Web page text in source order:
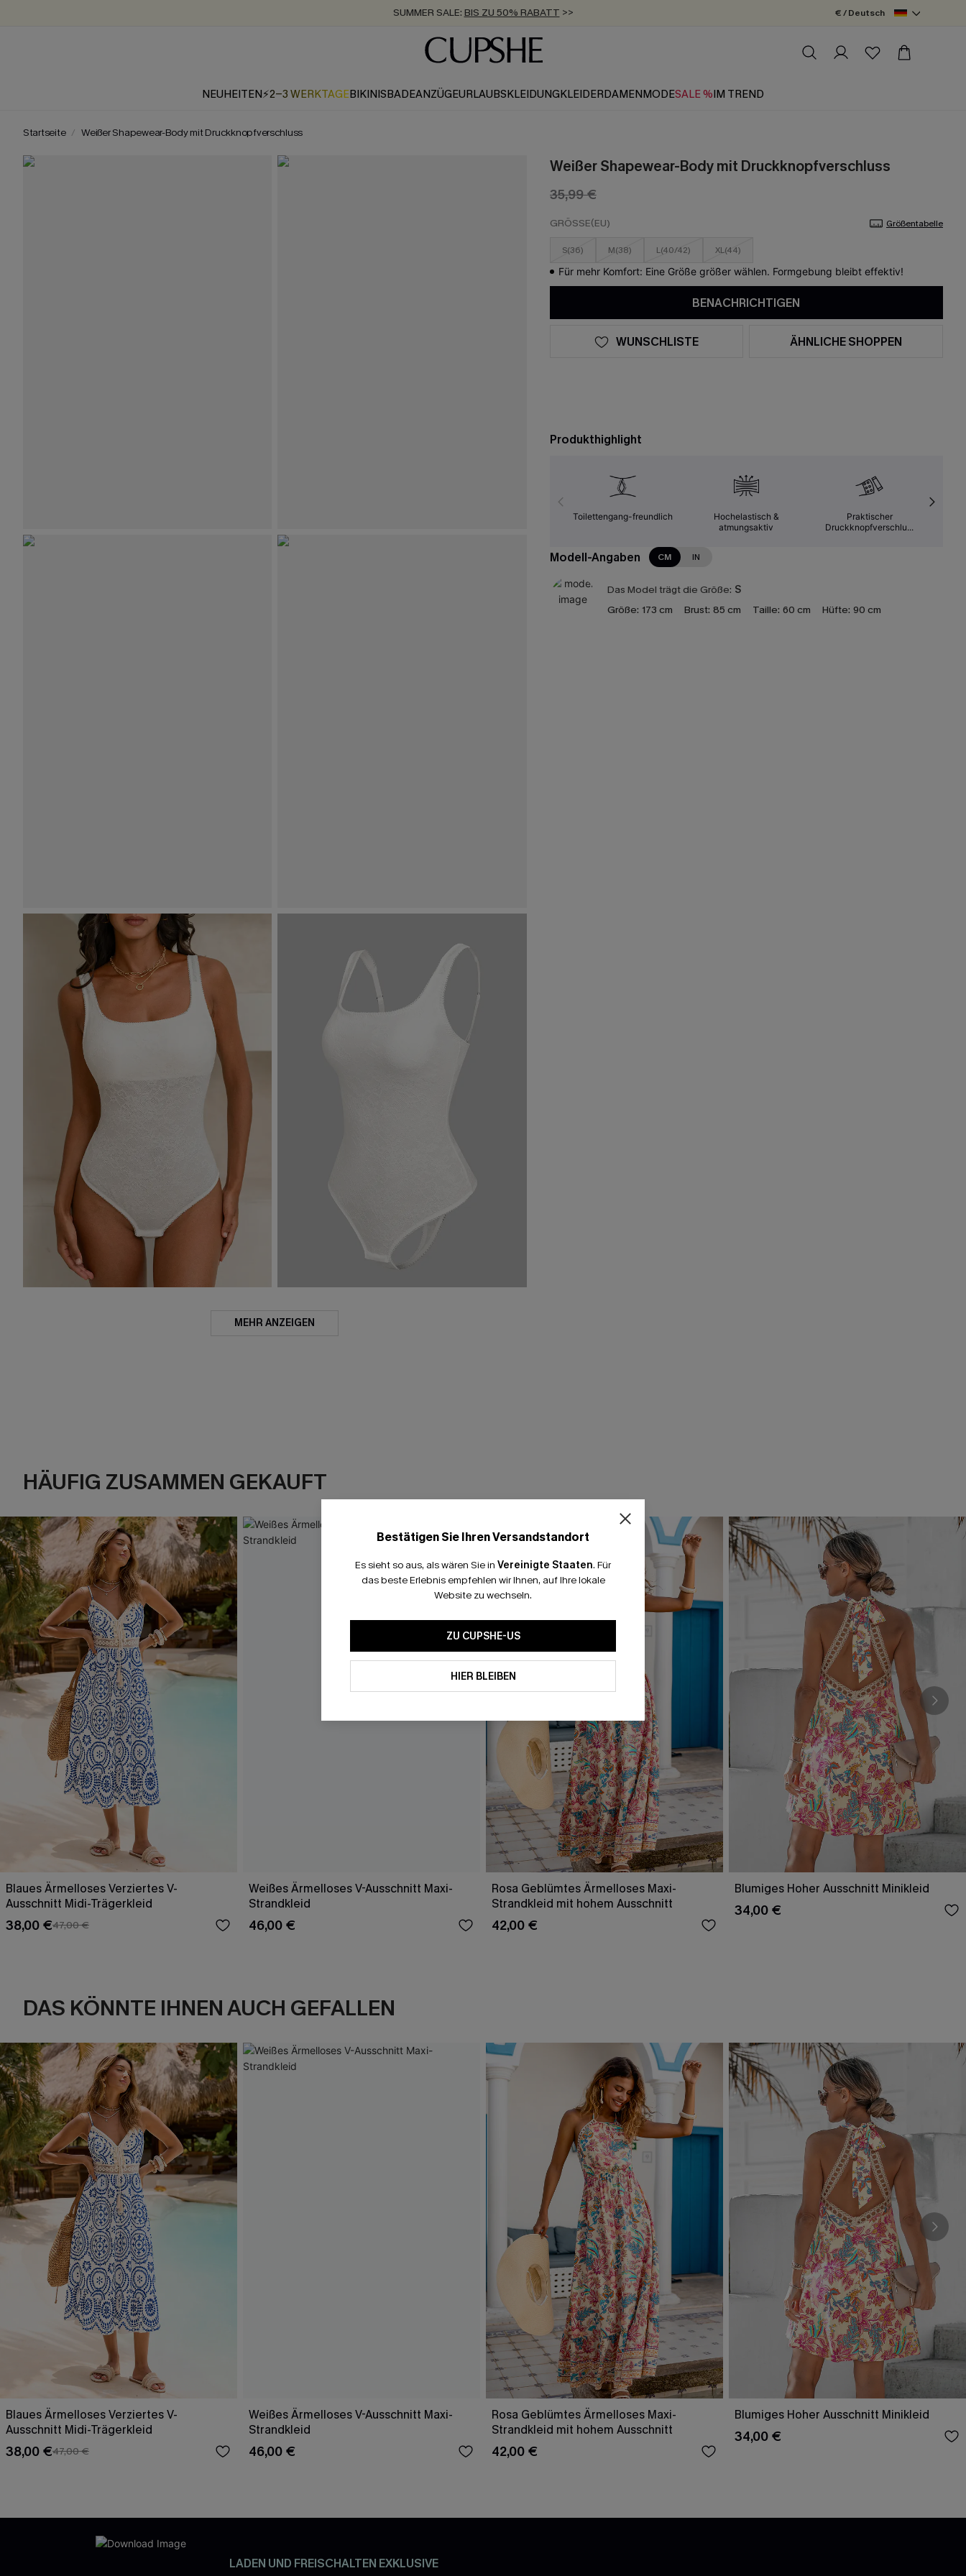
SUMMER SALE: BIS ZU 50% RABATT >>
ZUM NEWSLETTER:BIS ZU -20% EXTRA ERHALTEN
KOSTENLOSER VERSAND AB 89 €
€ / Deutsch
NEUHEITEN⚡2-3 WERKTAGEBIKINISBADEANZÜGEURLAUBSKLEIDUNGKLEIDERDAMENMODESALE %IM TREND
Startseite Weißer Shapewear-Body mit Druckknopfverschluss
MEHR ANZEIGEN
Weißer Shapewear-Body mit Druckknopfverschluss
35,99 €
GRÖSSE(EU) Größentabelle
S(36) M(38) L(40/42) XL(44)
Für mehr Komfort: Eine Größe größer wählen. Formgebung bleibt effektiv!
BENACHRICHTIGEN
WUNSCHLISTE ÄHNLICHE SHOPPEN
Produkthighlight
Toilettengang-freundlich
Hochelastisch &
atmungsaktiv
Praktischer
Druckknopfverschlu...
Modell-Angaben CM IN
Das Model trägt die Größe: S
Größe: 173 cm Brust: 85 cm Taille: 60 cm Hüfte: 90 cm
HÄUFIG ZUSAMMEN GEKAUFT
Blaues Ärmelloses Verziertes V-
Ausschnitt Midi-Trägerkleid
38,00 €47,00 €
Weißes Ärmelloses V-Ausschnitt Maxi-
Strandkleid
46,00 €
Rosa Geblümtes Ärmelloses Maxi-
Strandkleid mit hohem Ausschnitt
42,00 €
Blumiges Hoher Ausschnitt Minikleid
34,00 €
DAS KÖNNTE IHNEN AUCH GEFALLEN
Blaues Ärmelloses Verziertes V-
Ausschnitt Midi-Trägerkleid
38,00 €47,00 €
Weißes Ärmelloses V-Ausschnitt Maxi-
Strandkleid
46,00 €
Rosa Geblümtes Ärmelloses Maxi-
Strandkleid mit hohem Ausschnitt
42,00 €
Blumiges Hoher Ausschnitt Minikleid
34,00 €
LADEN UND FREISCHALTEN EXKLUSIVE
Bestätigen Sie Ihren Versandstandort
Es sieht so aus, als wären Sie in Vereinigte Staaten. Für
das beste Erlebnis empfehlen wir Ihnen, auf Ihre lokale
Website zu wechseln.
ZU CUPSHE-US
HIER BLEIBEN